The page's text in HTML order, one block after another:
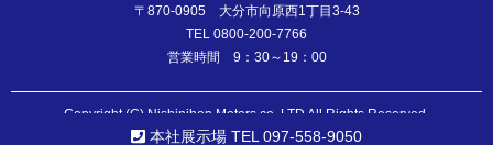
〒870-0905 大分市向原西1丁目3-43
TEL 0800-200-7766
営業時間 9：30～19：00
Copyright (C) Nishinihon Motors co.,LTD All Rights Reserved.
本社展示場 TEL 097-558-9050